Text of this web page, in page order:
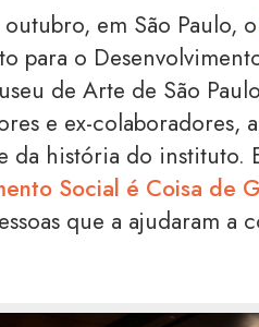
em São Paulo, o
para o
de Arte de São
e ex-colaboradores,
da história do instituto.
Social é Coisa de
que a ajudaram